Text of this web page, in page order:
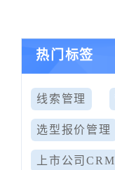
热门标签
线索管理
选型报价管理
上市公司CRM